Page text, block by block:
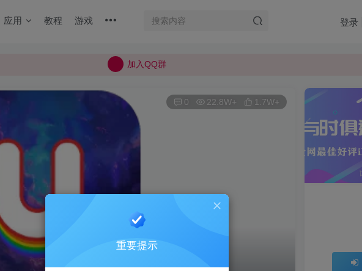
应用 教程 游戏 登录
所有上传的应用 均已通过 严格的安全检测
加入QQ群
0
22.8W+ 1.7W+
重要提示